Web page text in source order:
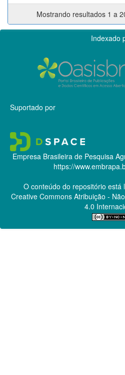
Mostrando resultados 1 a
Indexado
Suportado por
Empresa Brasileira de Pesquisa
https://
O conteúdo do repositório está
Creative CommonsAtribuição -
4.0